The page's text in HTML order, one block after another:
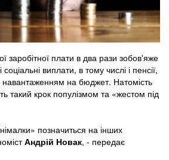
заробітної плати в два рази зобов'яже
виплати, в тому числі і пенсії,
на бюджет. Натомість
такий крок популізмом та «жестом під
позначиться на інших
Андрій Новак, - передає